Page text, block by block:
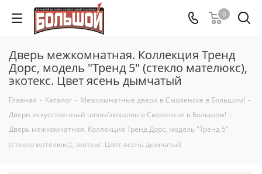
0
Дверь межкомнатная. Коллекция Тренд
Дорс, модель "Тренд 5" (стекло мателюкс),
экотекс. Цвет ясень дымчатый
Главная - Каталог - Межкомнатные двери в Смоленске в Большом! -
Двери искусственный шпон/экошпон в Смоленске в Большом! -
Дверь межкомнатная. Коллекция Тренд Дорс, модель "Тренд 5"
(стекло мателюкс), экотекс. Цвет ясень дымчатый